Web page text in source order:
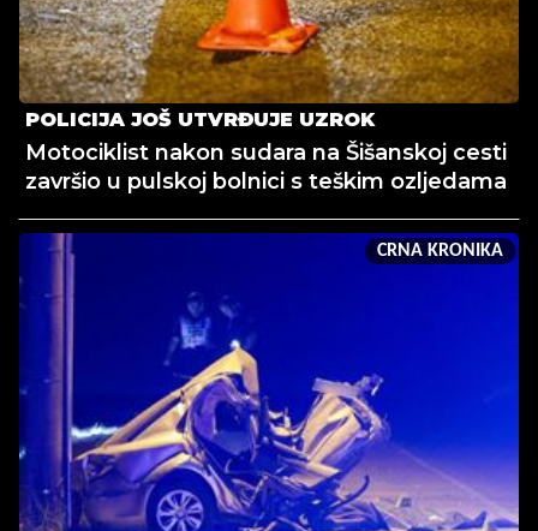
POLICIJA JOŠ UTVRĐUJE UZROK
Motociklist nakon sudara na Šišanskoj cesti
završio u pulskoj bolnici s teškim ozljedama
CRNA KRONIKA